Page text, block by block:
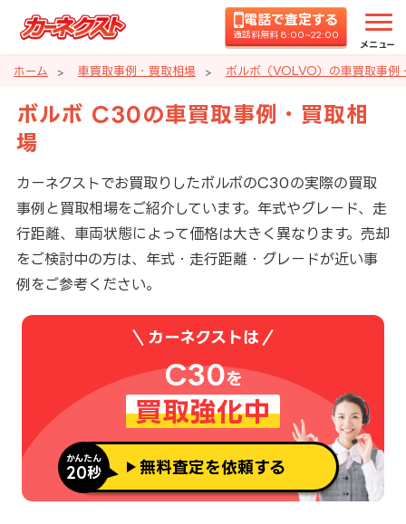
電話で査定する
通話料無料 8:00~22:00
メニュー
ホーム 車買取事例・買取相場 ボルボ（VOLVO）の車買取事例
ボルボ C30の車買取事例・買取相
場
カーネクストでお買取りしたボルボのC30の実際の買取
事例と買取相場をご紹介しています。年式やグレード、走
行距離、車両状態によって価格は大きく異なります。売却
をご検討中の方は、年式・走行距離・グレードが近い事
例をご参考ください。
カーネクストは
C30を
買取強化中
かんたん
20秒 無料査定を依頼する